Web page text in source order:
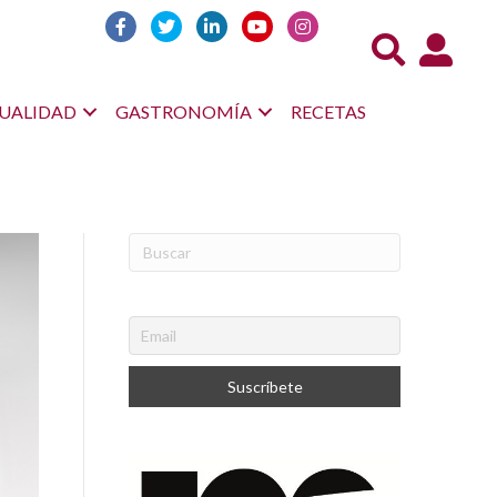
Acceso
GASTRONOMÍA RECETAS